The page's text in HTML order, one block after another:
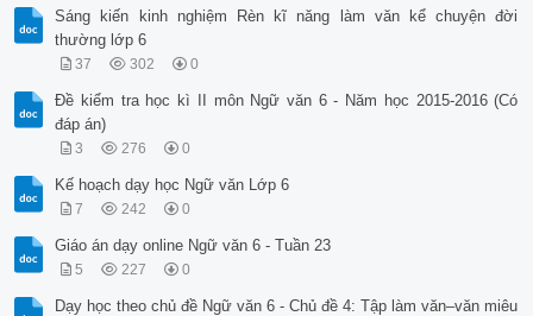
Sáng kiến kinh nghiệm Rèn kĩ năng làm văn kể chuyện đời
thường lớp 6
37 302 0
Đề kiểm tra học kì II môn Ngữ văn 6 - Năm học 2015-2016 (Có
đáp án)
3 276 0
Kế hoạch dạy học Ngữ văn Lớp 6
7 242 0
Giáo án dạy online Ngữ văn 6 - Tuần 23
5 227 0
Dạy học theo chủ đề Ngữ văn 6 - Chủ đề 4: Tập làm văn–văn miêu